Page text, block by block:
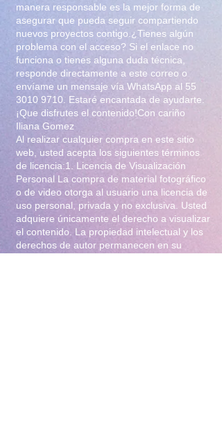
manera responsable es la mejor forma de
asegurar que pueda seguir compartiendo
nuevos proyectos contigo.¿Tienes algún
problema con el acceso? Si el enlace no
funciona o tienes alguna duda técnica,
responde directamente a este correo o
envíame un mensaje vía WhatsApp al 55
3010 9710 . Estaré encantada de ayudarte.
¡Que disfrutes el contenido!Con cariño
Iliana Gomez
Al realizar cualquier compra en este sitio
web, usted acepta los siguientes términos
de licencia:1. Licencia de Visualización
Personal La compra de material fotográfico
o de video otorga al usuario una licencia de
uso personal, privada y no exclusiva. Usted
adquiere únicamente el derecho a visualizar
el contenido. La propiedad intelectual y los
derechos de autor permanecen en su